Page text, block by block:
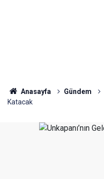
Anasayfa Gündem
Katacak